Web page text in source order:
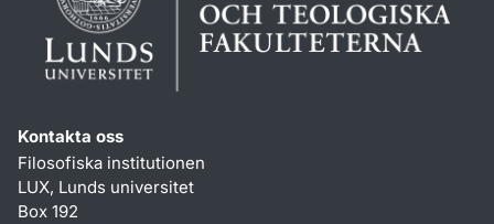
Kontakta oss
Filosofiska institutionen
LUX, Lunds universitet
Box 192